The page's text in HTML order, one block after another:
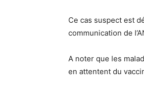
Ce cas suspect est
communication de
A noter que les
en attentent du